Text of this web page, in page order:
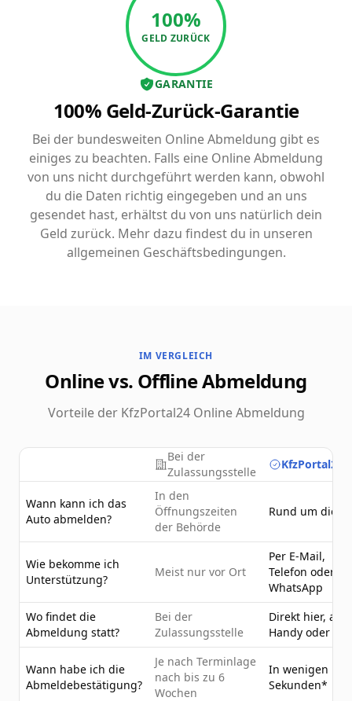
100%
GELD ZURÜCK
GARANTIE
100% Geld-Zurück-Garantie
Bei der bundesweiten Online Abmeldung gibt es
einiges zu beachten. Falls eine Online Abmeldung
von uns nicht durchgeführt werden kann, obwohl
du die Daten richtig eingegeben und an uns
gesendet hast, erhältst du von uns natürlich dein
Geld zurück. Mehr dazu findest du in unseren
allgemeinen Geschäftsbedingungen.
IM VERGLEICH
Online vs. Offline Abmeldung
Vorteile der KfzPortal24 Online Abmeldung
Bei der
Zulassungsstelle
Wann kann ich das
Auto abmelden?
In den
Öffnungszeiten
der Behörde
Rund um die
Wie bekomme ich
Unterstützung?
Meist nur vor Ort
Per E-Mail,
Telefon oder
WhatsApp
Wo findet die
Abmeldung statt?
Bei der
Zulassungsstelle
Direkt hier, am
Handy oder PC
Wann habe ich die
Abmeldebestätigung?
Je nach Terminlage
nach bis zu 6
Wochen
In wenigen
Sekunden*